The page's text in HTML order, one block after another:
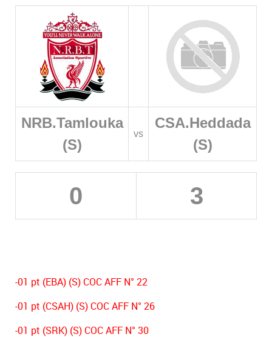
NRB.Tamlouka
(S)
vs
CSA.Heddada
(S)
0 3
-01 pt (EBA) (S) COC AFF N° 22
-01 pt (CSAH) (S) COC AFF N° 26
-01 pt (SRK) (S) COC AFF N° 30